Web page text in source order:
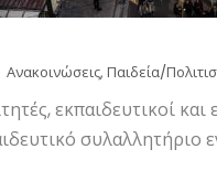
Ανακοινώσεις, Παιδεία/
εκπαιδευτικοί
συλαλλητήριο